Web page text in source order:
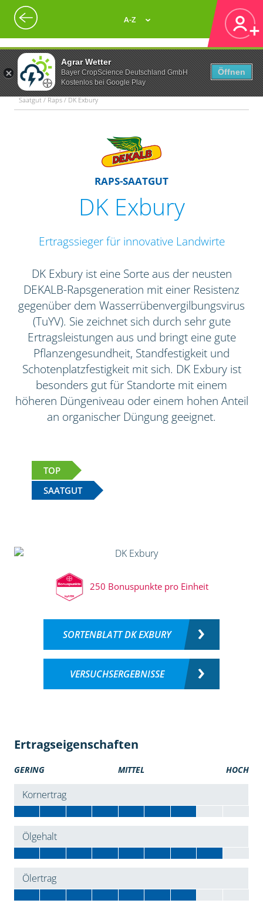
Agrar Wetter
Bayer CropScience Deutschland GmbH
Kostenlos bei Google Play
Öffnen
A-Z
Saatgut / Raps / DK Exbury
RAPS-SAATGUT
DK Exbury
Ertragssieger für innovative Landwirte
DK Exbury ist eine Sorte aus der neusten
DEKALB-Rapsgeneration mit einer Resistenz
gegenüber dem Wasserrübenvergilbungsvirus
(TuYV). Sie zeichnet sich durch sehr gute
Ertragsleistungen aus und bringt eine gute
Pflanzengesundheit, Standfestigkeit und
Schotenplatzfestigkeit mit sich. DK Exbury ist
besonders gut für Standorte mit einem
höheren Düngeniveau oder einem hohen Anteil
an organischer Düngung geeignet.
TOP
SAATGUT
250 Bonuspunkte pro Einheit
SORTENBLATT DK EXBURY
VERSUCHSERGEBNISSE
Ertragseigenschaften
GERING MITTEL HOCH
Kornertrag
Ölgehalt
Ölertrag